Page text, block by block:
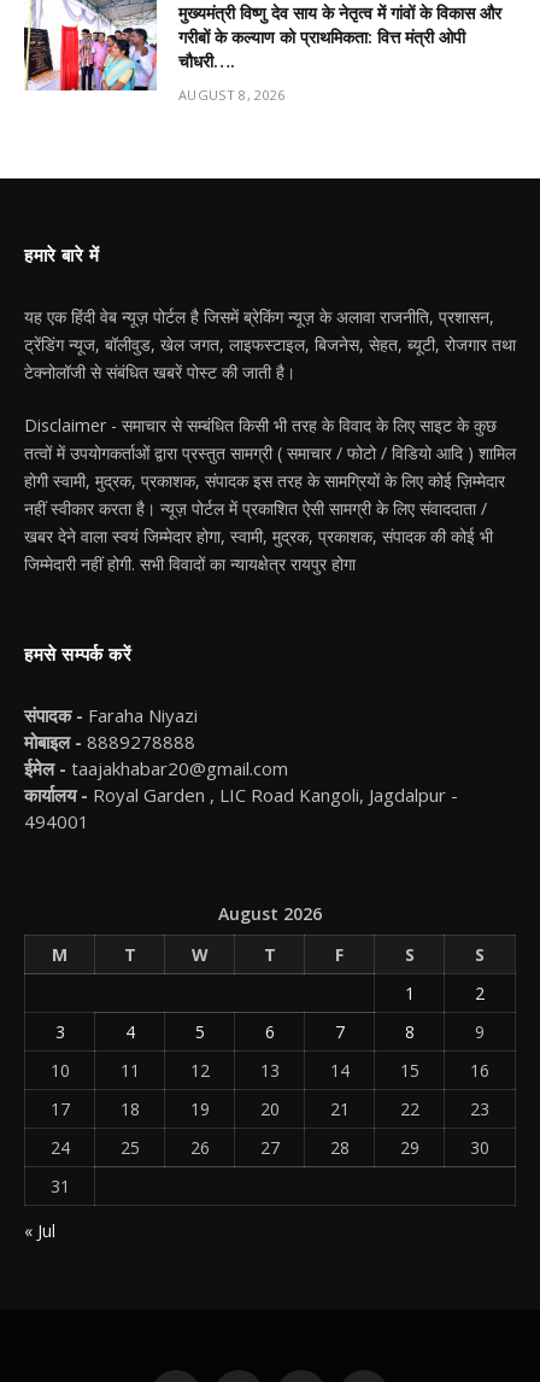
मुख्यमंत्री विष्णु देव साय के नेतृत्व में गांवों के विकास और
गरीबों के कल्याण को प्राथमिकता: वित्त मंत्री ओपी
चौधरी….
AUGUST 8, 2026
हमारे बारे में
यह एक हिंदी वेब न्यूज़ पोर्टल है जिसमें ब्रेकिंग न्यूज़ के अलावा राजनीति, प्रशासन,
ट्रेंडिंग न्यूज, बॉलीवुड, खेल जगत, लाइफस्टाइल, बिजनेस, सेहत, ब्यूटी, रोजगार तथा
टेक्नोलॉजी से संबंधित खबरें पोस्ट की जाती है।
Disclaimer - समाचार से सम्बंधित किसी भी तरह के विवाद के लिए साइट के कुछ
तत्वों में उपयोगकर्ताओं द्वारा प्रस्तुत सामग्री ( समाचार / फोटो / विडियो आदि ) शामिल
होगी स्वामी, मुद्रक, प्रकाशक, संपादक इस तरह के सामग्रियों के लिए कोई ज़िम्मेदार
नहीं स्वीकार करता है। न्यूज़ पोर्टल में प्रकाशित ऐसी सामग्री के लिए संवाददाता /
खबर देने वाला स्वयं जिम्मेदार होगा, स्वामी, मुद्रक, प्रकाशक, संपादक की कोई भी
जिम्मेदारी नहीं होगी. सभी विवादों का न्यायक्षेत्र रायपुर होगा
हमसे सम्पर्क करें
संपादक - Faraha Niyazi
मोबाइल - 8889278888
ईमेल - taajakhabar20@gmail.com
कार्यालय - Royal Garden , LIC Road Kangoli, Jagdalpur -
494001
August 2026
M
T W T F S
S
1
2
3
4 5 6 7 8
9
10
11 12 13 14 15
16
17
18 19 20 21 22
23
24
25 26 27 28 29
30
31
« Jul